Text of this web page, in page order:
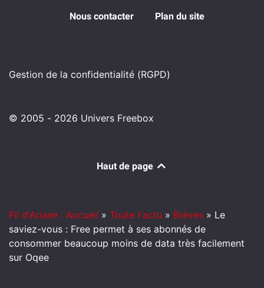
Nous contacter Plan du site
Gestion de la confidentialité (RGPD)
© 2005 - 2026 Univers Freebox
Haut de page
Fil d'Ariane : Accueil » Toute l'actu » Brèves » Le
saviez-vous : Free permet à ses abonnés de
consommer beaucoup moins de data très facilement
sur Oqee